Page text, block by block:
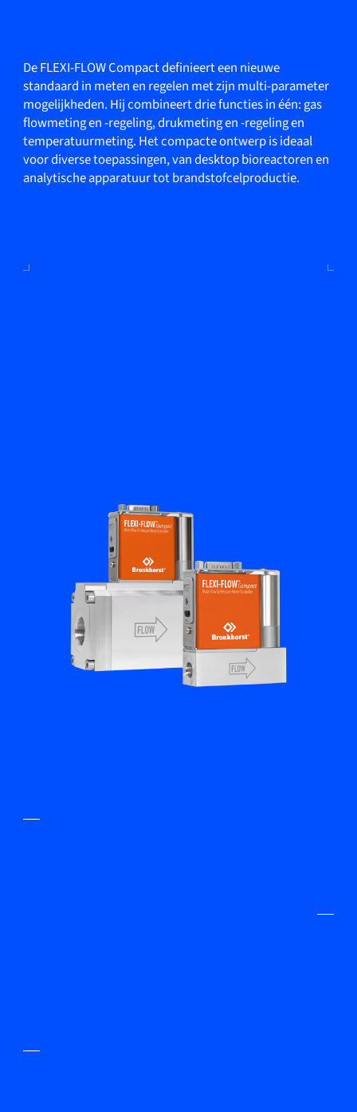
De FLEXI-FLOW Compact definieert een nieuwe
standaard in meten en regelen met zijn multi-parameter
mogelijkheden. Hij combineert drie functies in één: gas
flowmeting en -regeling, drukmeting en -regeling en
temperatuurmeting. Het compacte ontwerp is ideaal
voor diverse toepassingen, van desktop bioreactoren en
analytische apparatuur tot brandstofcelproductie.